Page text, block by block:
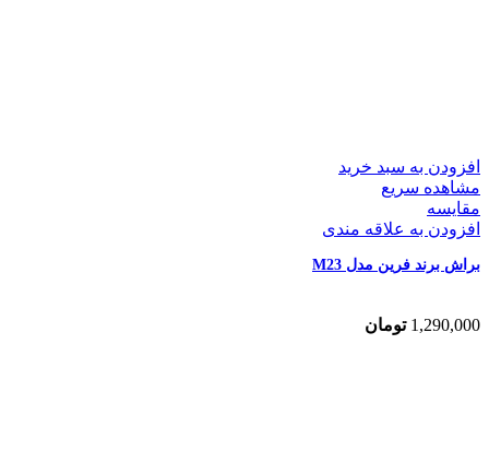
افزودن به سبد خرید
مشاهده سریع
مقایسه
افزودن به علاقه مندی
براش برند فرین مدل M23
1,290,000 تومان